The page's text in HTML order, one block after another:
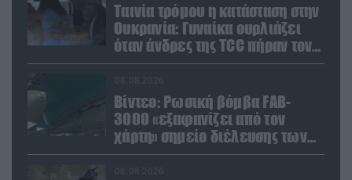
Ταινία τρόμου η κατάσταση στην
Ουκρανία: Γυναίκα ουρλιάζει
όταν άνδρες της TCC πήραν τον
σύντροφό της (βίντεο)
Βίντεο: Ρωσική βόμβα FAB-
3000 «εξαφανίζει από τον
χάρτη» σημείο διέλευσης των
ουκρανικών δυνάμεων στην